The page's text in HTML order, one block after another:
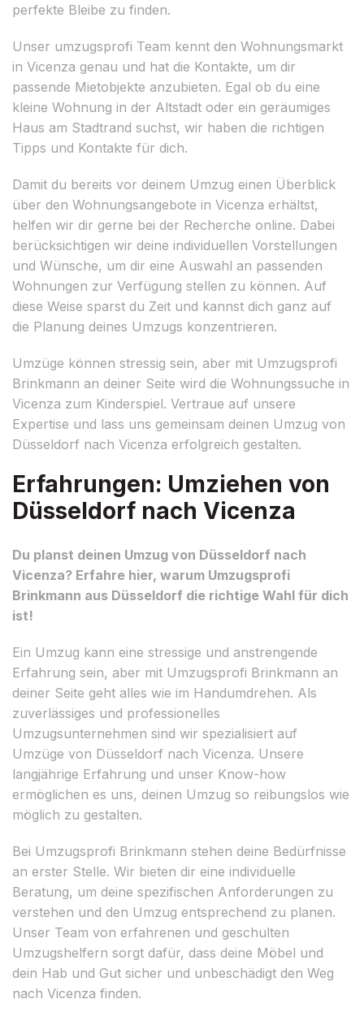
perfekte Bleibe zu finden.
Unser umzugsprofi Team kennt den Wohnungsmarkt
in Vicenza genau und hat die Kontakte, um dir
passende Mietobjekte anzubieten. Egal ob du eine
kleine Wohnung in der Altstadt oder ein geräumiges
Haus am Stadtrand suchst, wir haben die richtigen
Tipps und Kontakte für dich.
Damit du bereits vor deinem Umzug einen Überblick
über den Wohnungsangebote in Vicenza erhältst,
helfen wir dir gerne bei der Recherche online. Dabei
berücksichtigen wir deine individuellen Vorstellungen
und Wünsche, um dir eine Auswahl an passenden
Wohnungen zur Verfügung stellen zu können. Auf
diese Weise sparst du Zeit und kannst dich ganz auf
die Planung deines Umzugs konzentrieren.
Umzüge können stressig sein, aber mit Umzugsprofi
Brinkmann an deiner Seite wird die Wohnungssuche in
Vicenza zum Kinderspiel. Vertraue auf unsere
Expertise und lass uns gemeinsam deinen Umzug von
Düsseldorf nach Vicenza erfolgreich gestalten.
Erfahrungen: Umziehen von
Düsseldorf nach Vicenza
Du planst deinen Umzug von Düsseldorf nach
Vicenza? Erfahre hier, warum Umzugsprofi
Brinkmann aus Düsseldorf die richtige Wahl für dich
ist!
Ein Umzug kann eine stressige und anstrengende
Erfahrung sein, aber mit Umzugsprofi Brinkmann an
deiner Seite geht alles wie im Handumdrehen. Als
zuverlässiges und professionelles
Umzugsunternehmen sind wir spezialisiert auf
Umzüge von Düsseldorf nach Vicenza. Unsere
langjährige Erfahrung und unser Know-how
ermöglichen es uns, deinen Umzug so reibungslos wie
möglich zu gestalten.
Bei Umzugsprofi Brinkmann stehen deine Bedürfnisse
an erster Stelle. Wir bieten dir eine individuelle
Beratung, um deine spezifischen Anforderungen zu
verstehen und den Umzug entsprechend zu planen.
Unser Team von erfahrenen und geschulten
Umzugshelfern sorgt dafür, dass deine Möbel und
dein Hab und Gut sicher und unbeschädigt den Weg
nach Vicenza finden.